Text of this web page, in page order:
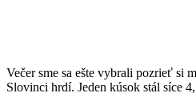
Večer sme sa ešte vybrali pozrieť si
Slovinci hrdí. Jeden kúsok stál síce